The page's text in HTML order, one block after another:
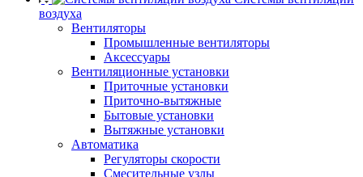
воздуха
Вентиляторы
Промышленные вентиляторы
Аксессуары
Вентиляционные установки
Приточные установки
Приточно-вытяжные
Бытовые установки
Вытяжные установки
Автоматика
Регуляторы скорости
Смесительные узлы